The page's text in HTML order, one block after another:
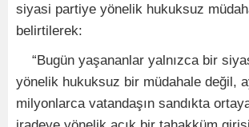
siyasi partiye yönelik hukuksuz
belirtilerek:
“Bugün yaşananlar yalnızca bir
yönelik hukuksuz bir müdahale değil,
milyonlarca vatandaşın sandıkta